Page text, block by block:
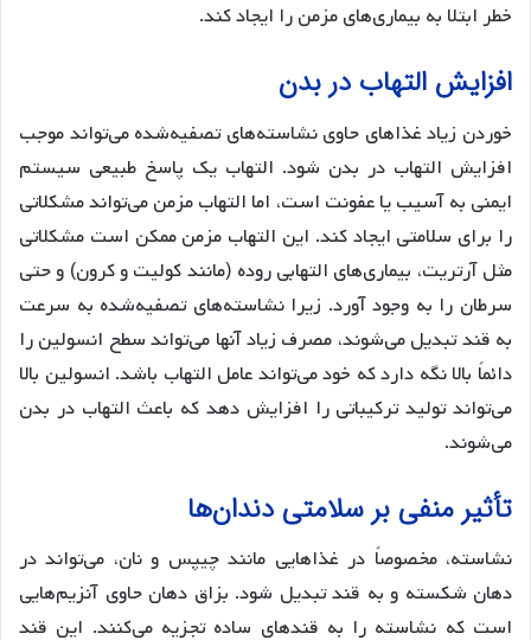
خطر ابتلا به بیماری‌های مزمن را ایجاد کند.
افزایش التهاب در بدن
خوردن زیاد غذاهای حاوی نشاسته‌های تصفیه‌شده می‌تواند موجب
افزایش التهاب در بدن شود. التهاب یک پاسخ طبیعی سیستم
ایمنی به آسیب یا عفونت است، اما التهاب مزمن می‌تواند مشکلاتی
را برای سلامتی ایجاد کند. این التهاب مزمن ممکن است مشکلاتی
مثل آرتریت، بیماری‌های التهابی روده (مانند کولیت و کرون) و حتی
سرطان را به وجود آورد. زیرا نشاسته‌های تصفیه‌شده به سرعت
به قند تبدیل می‌شوند، مصرف زیاد آنها می‌تواند سطح انسولین را
دائماً بالا نگه دارد که خود می‌تواند عامل التهاب باشد. انسولین بالا
می‌تواند تولید ترکیباتی را افزایش دهد که باعث التهاب در بدن
می‌شوند.
تأثیر منفی بر سلامتی دندان‌ها
نشاسته، مخصوصاً در غذاهایی مانند چیپس و نان، می‌تواند در
دهان شکسته و به قند تبدیل شود. بزاق دهان حاوی آنزیم‌هایی
است که نشاسته را به قندهای ساده تجزیه می‌کنند. این قند